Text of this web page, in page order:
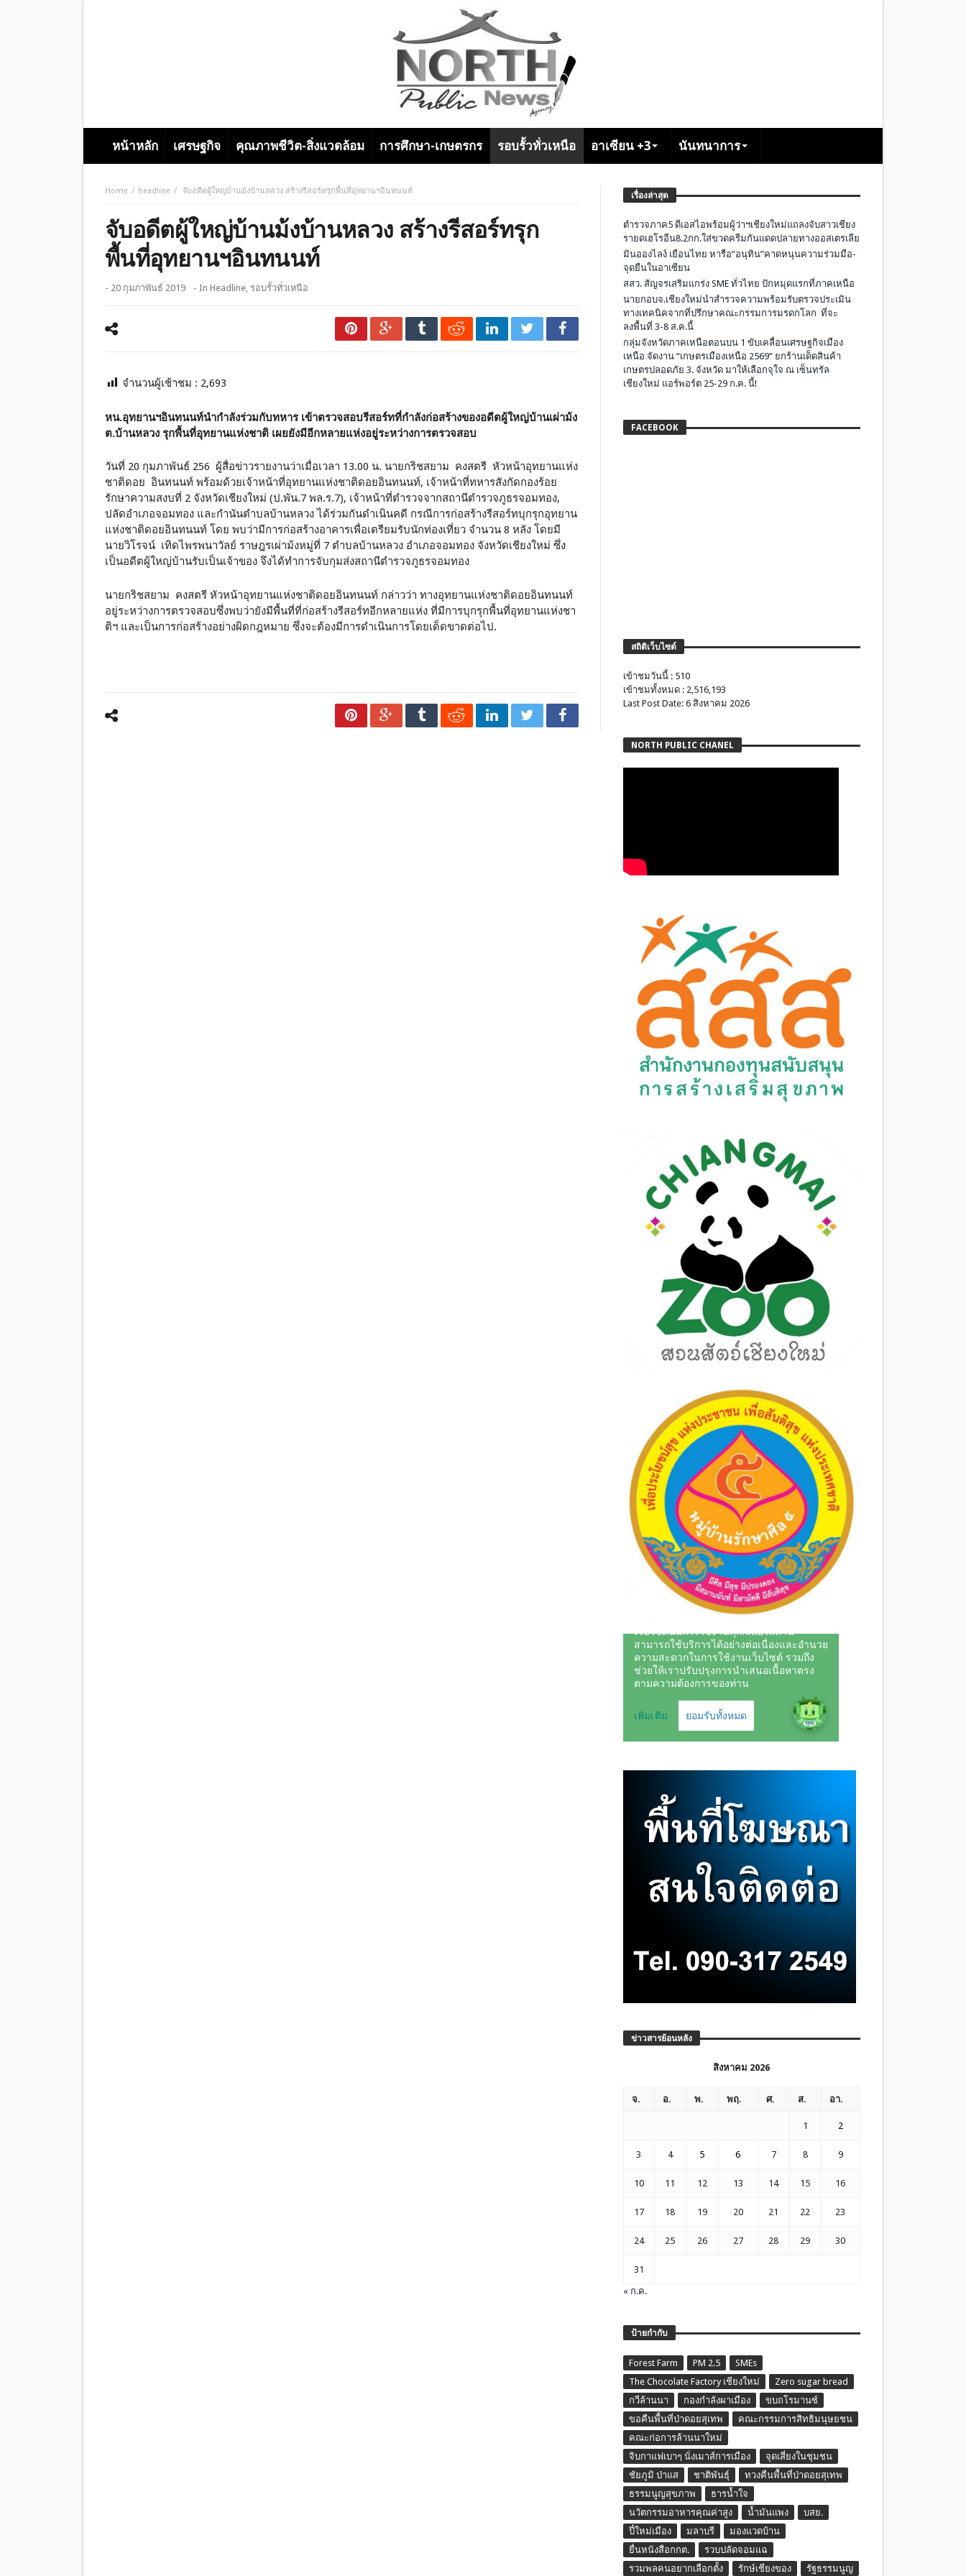
หน้าหลัก เศรษฐกิจ คุณภาพชีวิต-สิ่งแวดล้อม การศึกษา-เกษตรกร รอบรั้วทั่วเหนือ อาเซียน +3 นันทนาการ
Home headline จับอดีตผู้ใหญ่บ้านม้งบ้านหลวง สร้างรีสอร์ทรุกพื้นที่อุทยานฯอินทนนท์
จับอดีตผู้ใหญ่บ้านม้งบ้านหลวง สร้างรีสอร์ทรุก
พื้นที่อุทยานฯอินทนนท์
- 20 กุมภาพันธ์ 2019 - In Headline, รอบรั้วทั่วเหนือ
จำนวนผู้เช้าชม : 2,693
หน.อุทยานฯอินทนนท์นำกำลังร่วมกับทหาร เข้าตรวจสอบรีสอร์ทที่กำลังก่อสร้างของอดีตผู้ใหญ่บ้านเผ่าม้ง
ต.บ้านหลวง รุกพื้นที่อุทยานแห่งชาติ เผยยังมีอีกหลายแห่งอยู่ระหว่างการตรวจสอบ
วันที่ 20 กุมภาพันธ์ 256 ผู้สื่อข่าวรายงานว่าเมื่อเวลา 13.00 น. นายกริชสยาม คงสตรี หัวหน้าอุทยานแห่ง
ชาติดอย อินทนนท์ พร้อมด้วยเจ้าหน้าที่อุทยานแห่งชาติดอยอินทนนท์, เจ้าหน้าที่ทหารสังกัดกองร้อย
รักษาความสงบที่ 2 จังหวัดเชียงใหม่ (ป.พัน.7 พล.ร.7), เจ้าหน้าที่ตำรวจจากสถานีตำรวจภูธรจอมทอง,
ปลัดอำเภอจอมทอง และกำนันตำบลบ้านหลวง ได้ร่วมกันดำเนินคดี กรณีการก่อสร้างรีสอร์ทบุกรุกอุทยาน
แห่งชาติดอยอินทนนท์ โดย พบว่ามีการก่อสร้างอาคารเพื่อเตรียมรับนักท่องเที่ยว จำนวน 8 หลัง โดยมี
นายวิโรจน์ เทิดไพรพนาวัลย์ ราษฎรเผ่าม้งหมู่ที่ 7 ตำบลบ้านหลวง อำเภอจอมทอง จังหวัดเชียงใหม่ ซึ่ง
เป็นอดีตผู้ใหญ่บ้านรับเป็นเจ้าของ จึงได้ทำการจับกุมส่งสถานีตำรวจภูธรจอมทอง
นายกริชสยาม คงสตรี หัวหน้าอุทยานแห่งชาติดอยอินทนนท์ กล่าวว่า ทางอุทยานแห่งชาติดอยอินทนนท์
อยู่ระหว่างการตรวจสอบซึ่งพบว่ายังมีพื้นที่ที่ก่อสร้างรีสอร์ทอีกหลายแห่ง ที่มีการบุกรุกพื้นที่อุทยานแห่งชา
ติฯ และเป็นการก่อสร้างอย่างผิดกฎหมาย ซึ่งจะต้องมีการดำเนินการโดยเด็ดขาดต่อไป.
เรื่องล่าสุด
ตำรวจภาค5 ดีเอสไอพร้อมผู้ว่าฯเชียงใหม่แถลงจับสาวเชียง
รายดเฮโรอีน8.2กก.ใส่ขวดครีมกันแดดปลายทางออสเตรเลีย
มินอองไลง์ เยือนไทย หารือ”อนุทิน”คาดหนุนความร่วมมือ-
จุดยืนในอาเซียน
สสว. สัญจรเสริมแกร่ง SME ทั่วไทย ปักหมุดแรกที่ภาคเหนือ
นายกอบจ.เชียงใหม่นำสำรวจความพร้อมรับตรวจประเมิน
ทางเทคนิคจากที่ปรึกษาคณะกรรมการมรดกโลก ที่จะ
ลงพื้นที่ 3-8 ส.ค.นี้
กลุ่มจังหวัดภาคเหนือตอนบน 1 ขับเคลื่อนเศรษฐกิจเมือง
เหนือ จัดงาน “เกษตรเมืองเหนือ 2569” ยกร้านเด็ดสินค้า
เกษตรปลอดภัย 3. จังหวัด มาให้เลือกจุใจ ณ เซ็นทรัล
เชียงใหม่ แอร์พอร์ต 25-29 ก.ค. นี้!
FACEBOOK
สถิติเว็บไซต์
เข้าชมวันนี้ : 510
เข้าชมทั้งหมด : 2,516,193
Last Post Date: 6 สิงหาคม 2026
NORTH PUBLIC CHANEL
ข่าวสารย้อนหลัง
สิงหาคม 2026
จ. อ. พ. พฤ. ศ. ส. อา.
1 2
3 4 5 6 7 8 9
10 11 12 13 14 15 16
17 18 19 20 21 22 23
24 25 26 27 28 29 30
31
« ก.ค.
ป้ายกำกับ
Forest Farm PM 2.5
SMEs
The Chocolate Factory เชียงใหม่
Zero sugar bread
กวีล้านนา
กองกำลังผาเมือง
ขบถโรมานซ์
ขอคืนพื้นที่ป่าดอยสุเทพ
คณะกรรมการสิทธิมนุษยชน
คณะก่อการล้านนาใหม่
จิบกาแฟเบาๆ นั่งเมาส์การเมือง
จุดเสี่ยงในชุมชน
ชัยภูมิ ป่าแส
ชาติพันธุ์
ทวงคืนพื้นที่ป่าดอยสุเทพ
ธรรมนูญสุขภาพ
ธารน้ำใจ
นวัตกรรมอาหารคุณค่าสูง
น้ำมันแพง
บสย.
ปี๋ใหม่เมือง
มลาบรี
มองแวดบ้าน
ยื่นหนังสือกกต.
รวบปลัดจอมแฉ
รวมพลคนอยากเลือกตั้ง
รักษ์เชียงของ รัฐธรรมนูญ